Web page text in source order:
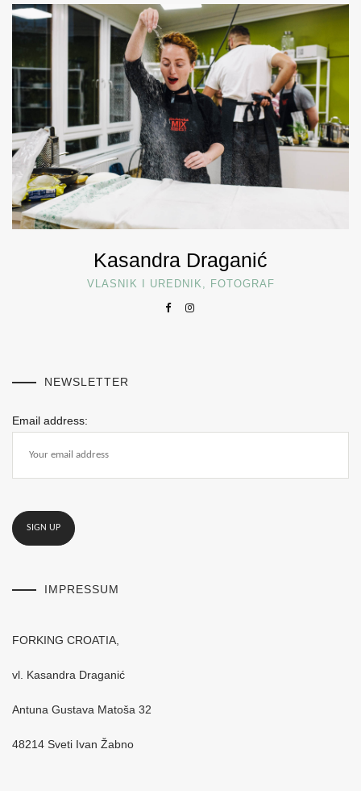
Kasandra Draganić
VLASNIK I UREDNIK, FOTOGRAF
NEWSLETTER
Email address:
IMPRESSUM
FORKING CROATIA,
vl. Kasandra Draganić
Antuna Gustava Matoša 32
48214 Sveti Ivan Žabno